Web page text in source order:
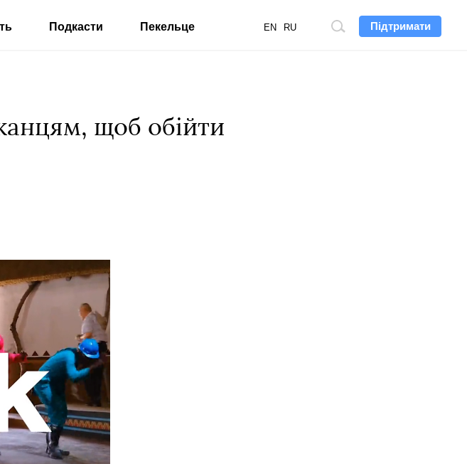
Підтримати
Пошук
EN RU
Подкасти Пекельце
щоб обійти